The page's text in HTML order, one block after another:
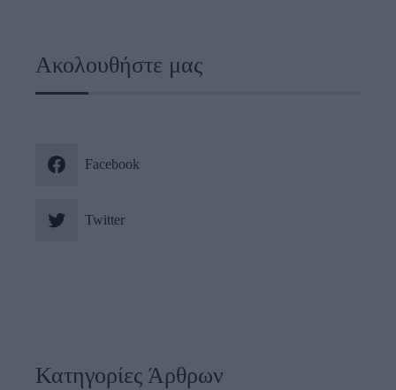
Ακολουθήστε μας
Facebook
Twitter
Κατηγορίες Άρθρων